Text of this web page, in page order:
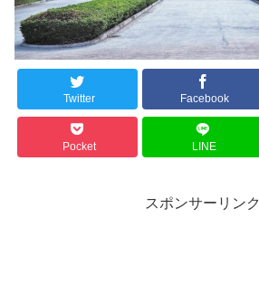
Twitter Facebook
Pocket LINE
スポンサーリンク